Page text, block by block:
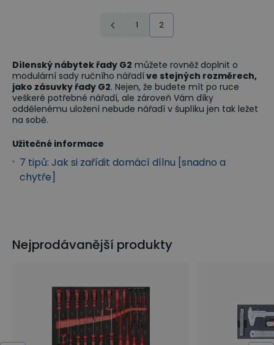
1 2
Dílenský nábytek řady G2 můžete rovněž doplnit o
modulární sady ručního nářadíve stejných rozměrech,
jako zásuvky řady G2. Nejen, že budete mít po ruce
veškeré potřebné nářadí, ale zároveň Vám díky
oddělenému uložení nebude nářadí v šuplíku jen tak ležet
na sobě.
Užitečné informace
7 tipů: Jak si zařídit domácí dílnu [snadno a
chytře]
Nejprodávanější produkty